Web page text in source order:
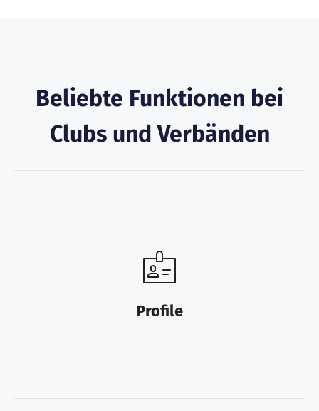
Beliebte Funktionen bei
Clubs und Verbänden
Profile